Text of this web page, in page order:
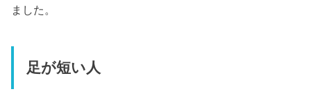
ました。
足が短い人